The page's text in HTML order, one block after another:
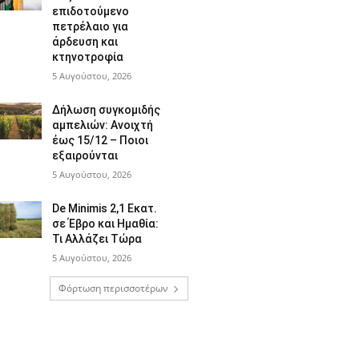
επιδοτούμενο
πετρέλαιο για
άρδευση και
κτηνοτροφία
5 Αυγούστου, 2026
Δήλωση συγκομιδής
αμπελιών: Ανοιχτή
έως 15/12 – Ποιοι
εξαιρούνται
5 Αυγούστου, 2026
De Minimis 2,1 Εκατ.
σε Έβρο και Ημαθία:
Τι Αλλάζει Τώρα
5 Αυγούστου, 2026
Φόρτωση περισσοτέρων